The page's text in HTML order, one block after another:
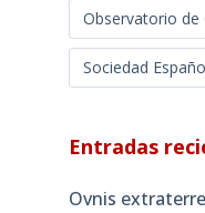
Observatorio de
Sociedad
Entradas
Ovnis